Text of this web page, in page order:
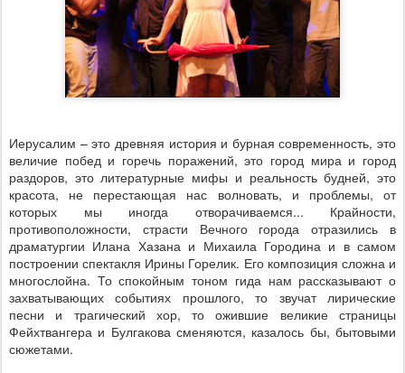
Иерусалим – это древняя история и бурная современность, это
величие побед и горечь поражений, это город мира и город
раздоров, это литературные мифы и реальность будней, это
красота, не перестающая нас волновать, и проблемы, от
которых мы иногда отворачиваемся... Крайности,
противоположности, страсти Вечного города отразились в
драматургии Илана Хазана и Михаила Городина и в самом
построении спектакля Ирины Горелик. Его композиция сложна и
многослойна. То спокойным тоном гида нам рассказывают о
захватывающих событиях прошлого, то звучат лирические
песни и трагический хор, то ожившие великие страницы
Фейхтвангера и Булгакова сменяются, казалось бы, бытовыми
сюжетами.